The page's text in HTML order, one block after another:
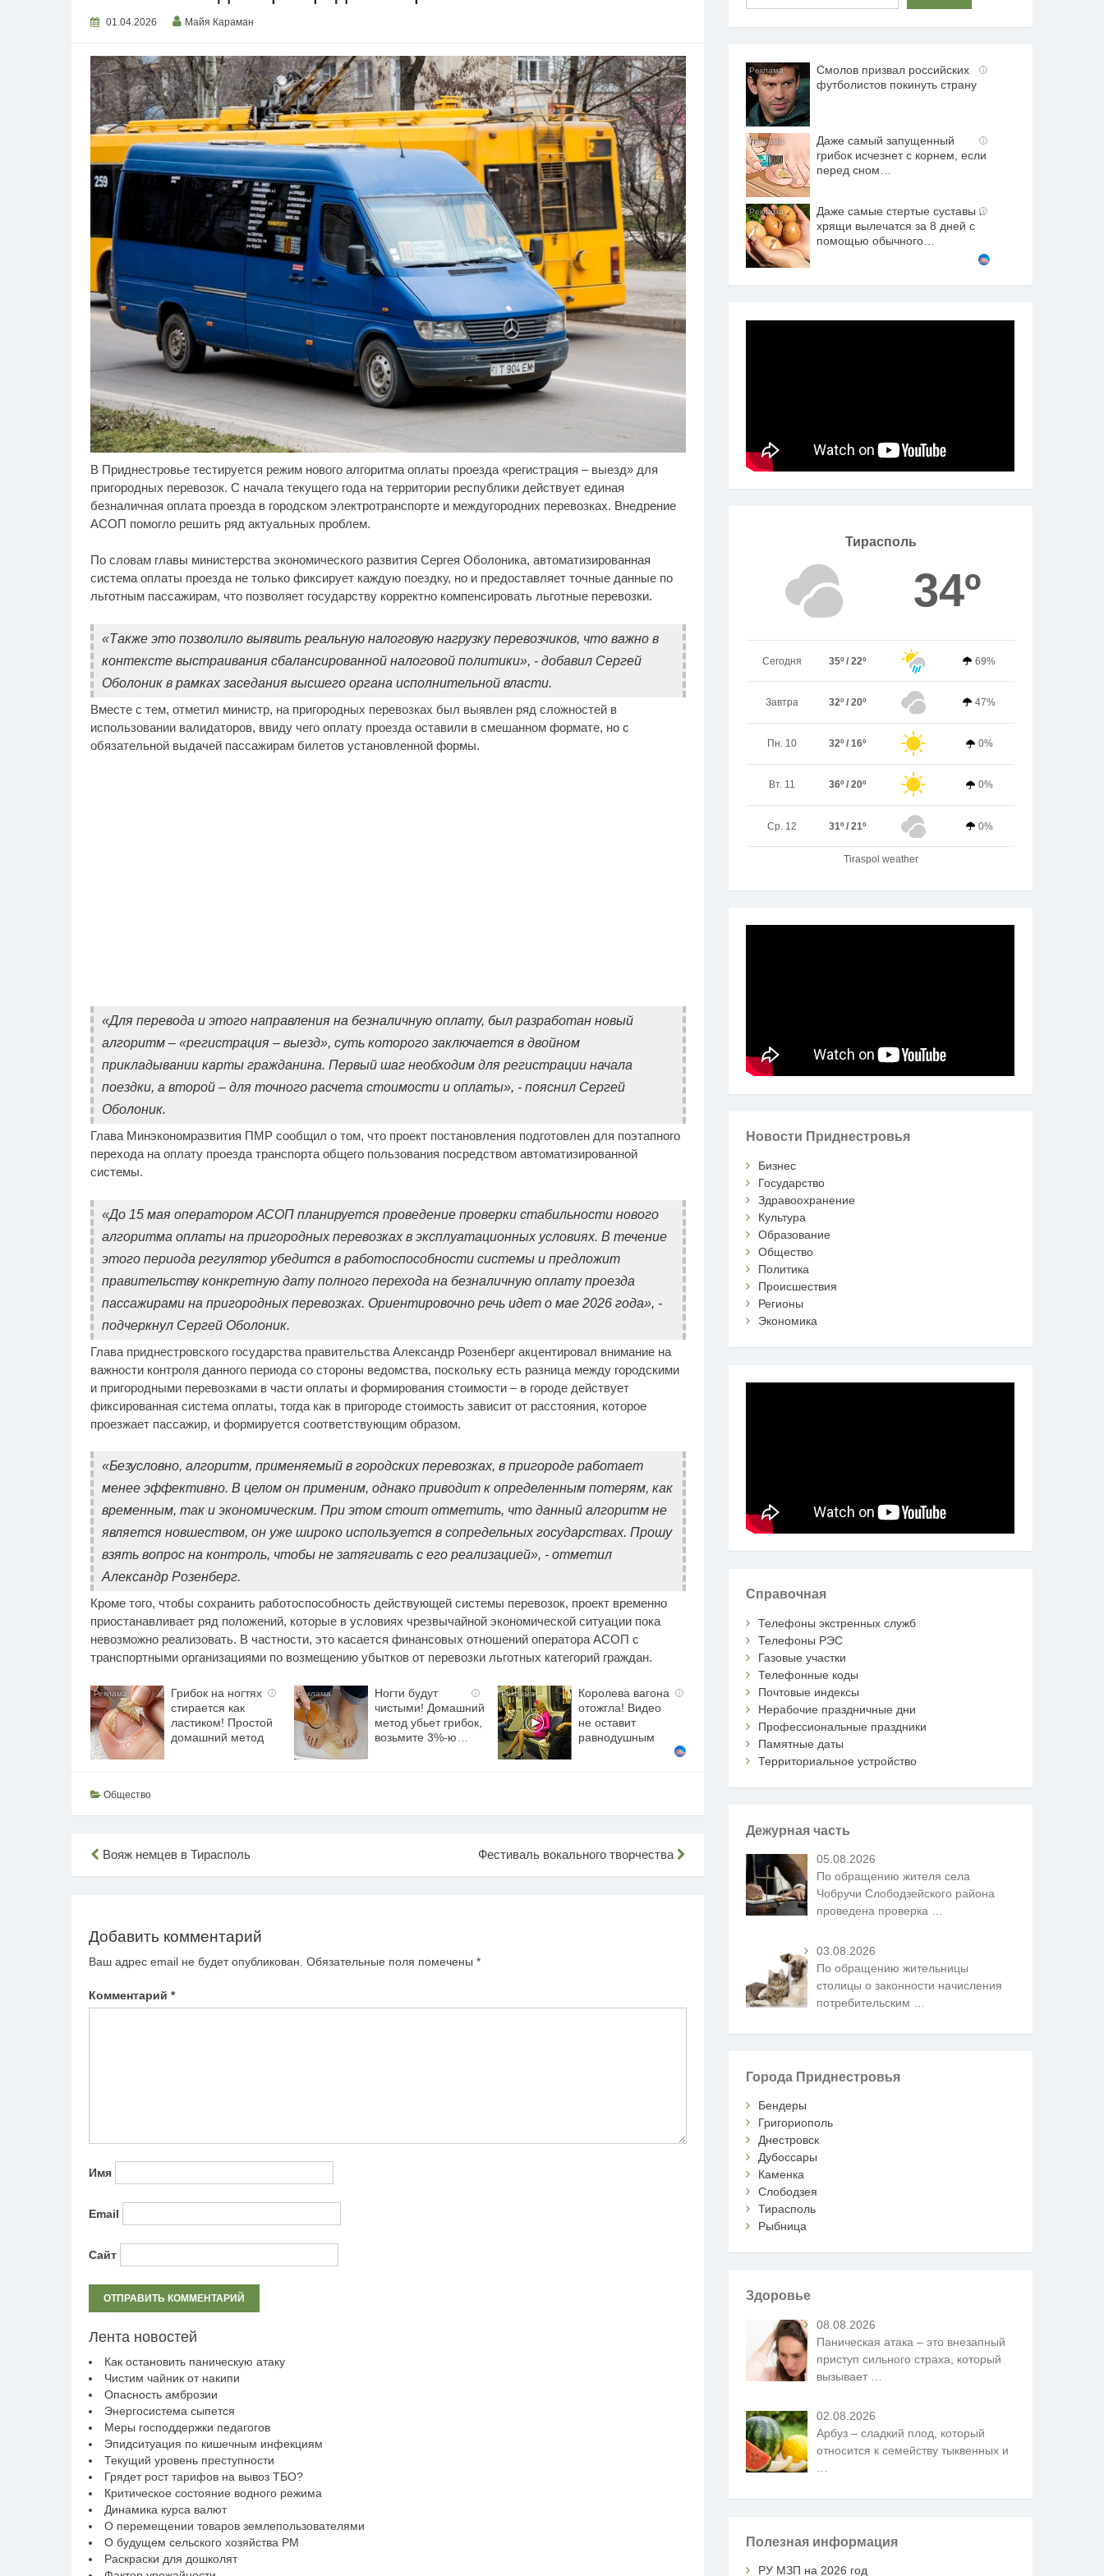
01.04.2026 Майя Караман
В Приднестровье тестируется режим нового алгоритма оплаты проезда «регистрация – выезд» для
пригородных перевозок. С начала текущего года на территории республики действует единая
безналичная оплата проезда в городском электротранспорте и междугородних перевозках. Внедрение
АСОП помогло решить ряд актуальных проблем.
По словам главы министерства экономического развития Сергея Оболоника, автоматизированная
система оплаты проезда не только фиксирует каждую поездку, но и предоставляет точные данные по
льготным пассажирам, что позволяет государству корректно компенсировать льготные перевозки.
«Также это позволило выявить реальную налоговую нагрузку перевозчиков, что важно в
контексте выстраивания сбалансированной налоговой политики», - добавил Сергей
Оболоник в рамках заседания высшего органа исполнительной власти.
Вместе с тем, отметил министр, на пригородных перевозках был выявлен ряд сложностей в
использовании валидаторов, ввиду чего оплату проезда оставили в смешанном формате, но с
обязательной выдачей пассажирам билетов установленной формы.
«Для перевода и этого направления на безналичную оплату, был разработан новый
алгоритм – «регистрация – выезд», суть которого заключается в двойном
прикладывании карты гражданина. Первый шаг необходим для регистрации начала
поездки, а второй – для точного расчета стоимости и оплаты», - пояснил Сергей
Оболоник.
Глава Минэкономразвития ПМР сообщил о том, что проект постановления подготовлен для поэтапного
перехода на оплату проезда транспорта общего пользования посредством автоматизированной
системы.
«До 15 мая оператором АСОП планируется проведение проверки стабильности нового
алгоритма оплаты на пригородных перевозках в эксплуатационных условиях. В течение
этого периода регулятор убедится в работоспособности системы и предложит
правительству конкретную дату полного перехода на безналичную оплату проезда
пассажирами на пригородных перевозках. Ориентировочно речь идет о мае 2026 года», -
подчеркнул Сергей Оболоник.
Глава приднестровского государства правительства Александр Розенберг акцентировал внимание на
важности контроля данного периода со стороны ведомства, поскольку есть разница между городскими
и пригородными перевозками в части оплаты и формирования стоимости – в городе действует
фиксированная система оплаты, тогда как в пригороде стоимость зависит от расстояния, которое
проезжает пассажир, и формируется соответствующим образом.
«Безусловно, алгоритм, применяемый в городских перевозках, в пригороде работает
менее эффективно. В целом он применим, однако приводит к определенным потерям, как
временным, так и экономическим. При этом стоит отметить, что данный алгоритм не
является новшеством, он уже широко используется в сопредельных государствах. Прошу
взять вопрос на контроль, чтобы не затягивать с его реализацией», - отметил
Александр Розенберг.
Кроме того, чтобы сохранить работоспособность действующей системы перевозок, проект временно
приостанавливает ряд положений, которые в условиях чрезвычайной экономической ситуации пока
невозможно реализовать. В частности, это касается финансовых отношений оператора АСОП с
транспортными организациями по возмещению убытков от перевозки льготных категорий граждан.
i
Грибок на ногтях
стирается как
ластиком! Простой
домашний метод
i
Ногти будут
чистыми! Домашний
метод убьет грибок,
возьмите 3%-ю…
i
Королева вагона
отожгла! Видео
не оставит
равнодушным
Общество
Навигация
по
Вояж немцев в Тирасполь Фестиваль вокального творчества
Добавить комментарий
Ваш адрес email не будет опубликован. Обязательные поля помечены *
Комментарий *
Имя
Email
Сайт
Лента новостей
Как остановить паническую атаку
Чистим чайник от накипи
Опасность амброзии
Энергосистема сыпется
Меры господдержки педагогов
Эпидситуация по кишечным инфекциям
Текущий уровень преступности
Грядет рост тарифов на вывоз ТБО?
Критическое состояние водного режима
Динамика курса валют
О перемещении товаров землепользователями
О будущем сельского хозяйства РМ
Раскраски для дошколят
i
Смолов призвал российских
футболистов покинуть страну
i
Даже самый запущенный
грибок исчезнет с корнем, если
перед сном…
i
Даже самые стертые суставы и
хрящи вылечатся за 8 дней с
помощью обычного…
Тирасполь
34º
Сегодня 35º / 22º 69%
Завтра 32º / 20º 47%
Пн. 10 32º / 16º 0%
Вт. 11 36º / 20º 0%
Ср. 12 31º / 21º 0%
Tiraspol weather
Новости Приднестровья
Бизнес
Государство
Здравоохранение
Культура
Образование
Общество
Политика
Происшествия
Регионы
Экономика
Справочная
Телефоны экстренных служб
Телефоны РЭС
Газовые участки
Телефонные коды
Почтовые индексы
Нерабочие праздничные дни
Профессиональные праздники
Памятные даты
Территориальное устройство
Дежурная часть
05.08.2026
По обращению жителя села
Чобручи Слободзейского района
проведена проверка …
03.08.2026
По обращению жительницы
столицы о законности начисления
потребительским
Города Приднестровья
Бендеры
Григориополь
Днестровск
Дубоссары
Каменка
Слободзея
Тирасполь
Рыбница
Здоровье
08.08.2026
Паническая атака – это внезапный
приступ сильного страха, который
вызывает
02.08.2026
Арбуз – сладкий плод, который
относится к семейству тыквенных и
Полезная информация
РУ МЗП на 2026 год
i
Никогда не храните
огурцы в холодильнике:
есть один маленький
секрет
i
Смолов призвал
покинуть страну
Ролик из Омска: вы